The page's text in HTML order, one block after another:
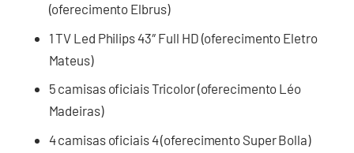
(oferecimento Elbrus)
1 TV Led Philips 43″ Full HD (oferecimento Eletro
Mateus)
5 camisas oficiais Tricolor (oferecimento Léo
Madeiras)
4 camisas oficiais 4 (oferecimento Super Bolla)